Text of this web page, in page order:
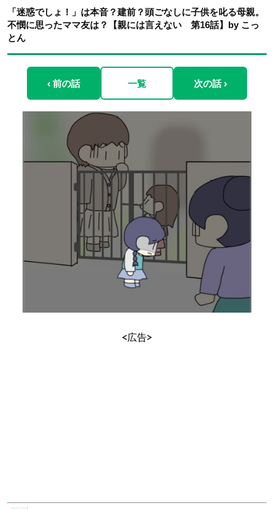
「迷惑でしょ！」は本音？建前？頭ごなしに子供を叱る母親。
不憫に思ったママ友は？【親には言えない 第16話】by こっ
とん
‹ 前の話 一覧 次の話 ›
<広告>